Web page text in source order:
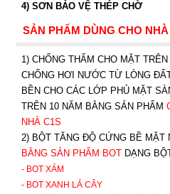
4) SƠN BẢO VỆ THÉP CHỜ
SẢN PHẨM DÙNG CHO
1) CHỐNG THẤM CHO MẶT
CHỐNG HƠI NƯỚC TỪ LÒNG
BỀN CHO CÁC LỚP PHỦ MẶT
TRÊN 10 NĂM BẰNG SẢN PHẨM
NHÀ C1S
2) BỘT TĂNG ĐỘ CỨNG BỀ MẶT
BẰNG SẢN PHẨM BOTDẠNG
- BOT XÁM
- BOT XANH LÁ CÂY